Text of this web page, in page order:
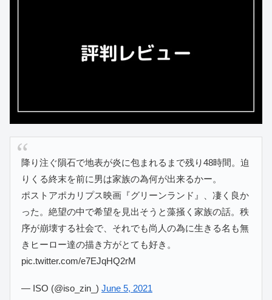
降り注ぐ隕石で地表が炎に包まれるまで残り48時間。迫
りくる終末を前に男は家族の為何が出来るかー。
ポストアポカリプス映画『グリーンランド』、凄く良か
った。絶望の中で希望を見出そうと藻掻く家族の話。秩
序が崩壊する社会で、それでも尚人の為に生きる名も無
きヒーロー達の描き方がとても好き。
pic.twitter.com/e7EJqHQ2rM
— ISO (@iso_zin_) June 5, 2021